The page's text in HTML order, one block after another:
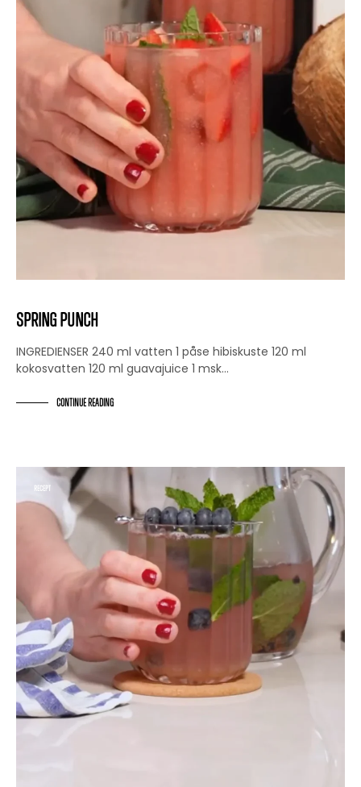
Spring Punch
INGREDIENSER 240 ml vatten 1 påse hibiskuste 120 ml
kokosvatten 120 ml guavajuice 1 msk…
CONTINUE READING
RECEPT